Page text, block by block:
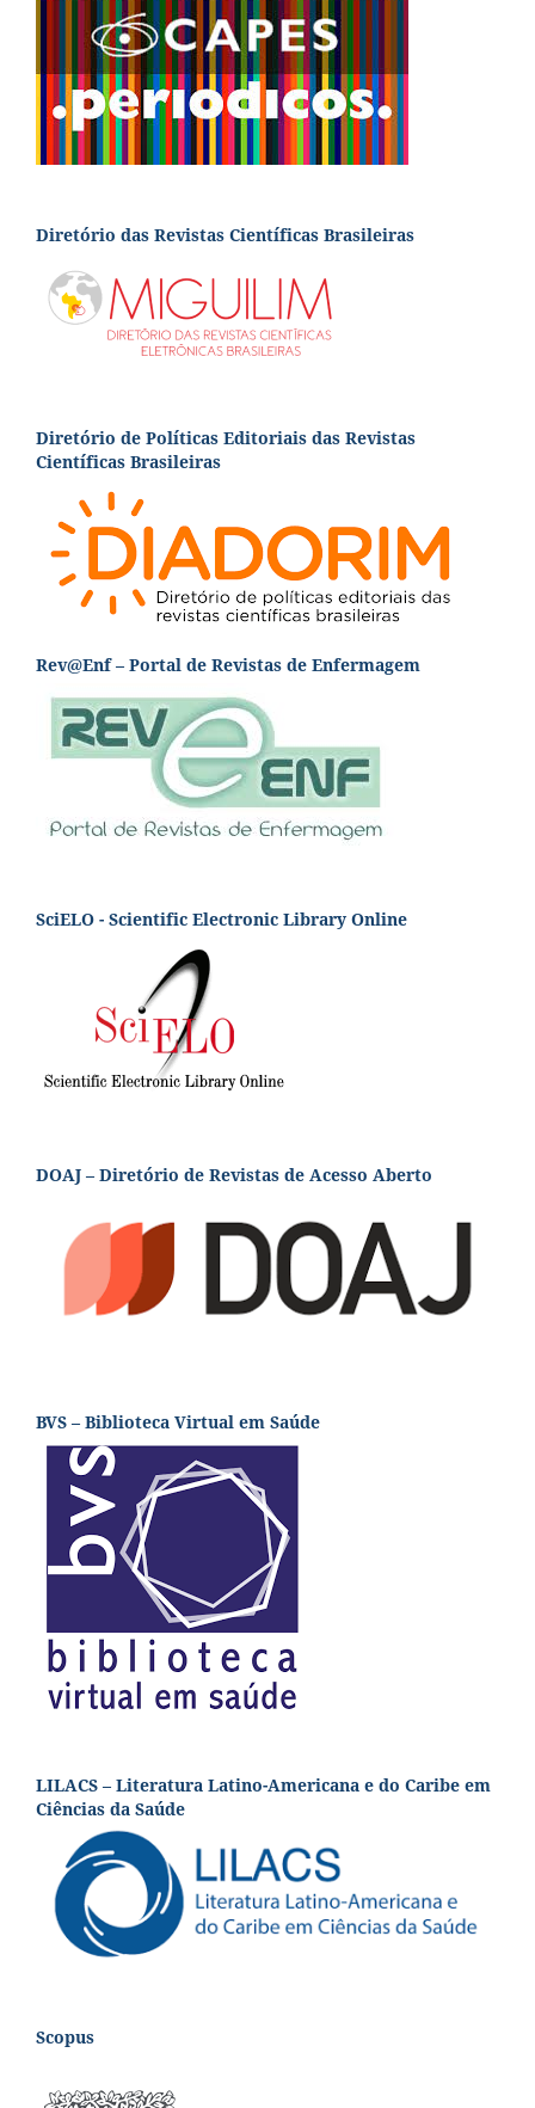
Diretório das Revistas Científicas Brasileiras
Diretório de Políticas Editoriais das Revistas
Científicas Brasileiras
Rev@Enf – Portal de Revistas de Enfermagem
SciELO - Scientific Electronic Library Online
DOAJ – Diretório de Revistas de Acesso Aberto
BVS – Biblioteca Virtual em Saúde
LILACS – Literatura Latino-Americana e do Caribe em
Ciências da Saúde
Scopus